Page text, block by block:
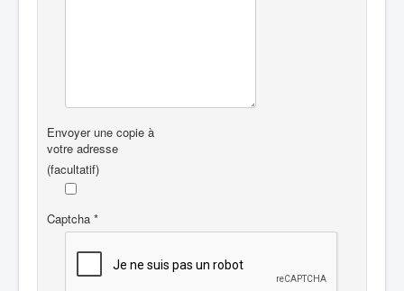
Envoyer une copie à
votre adresse
(facultatif)
Captcha *